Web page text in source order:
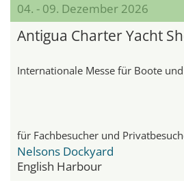
04. - 09. Dezember 2026
Antigua Charter Yacht
Internationale Messe für Boote
für Fachbesucher und
Nelsons Dockyard
English Harbour